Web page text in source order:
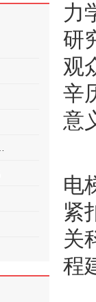
力
研
观
辛
意
电
紧
关
程